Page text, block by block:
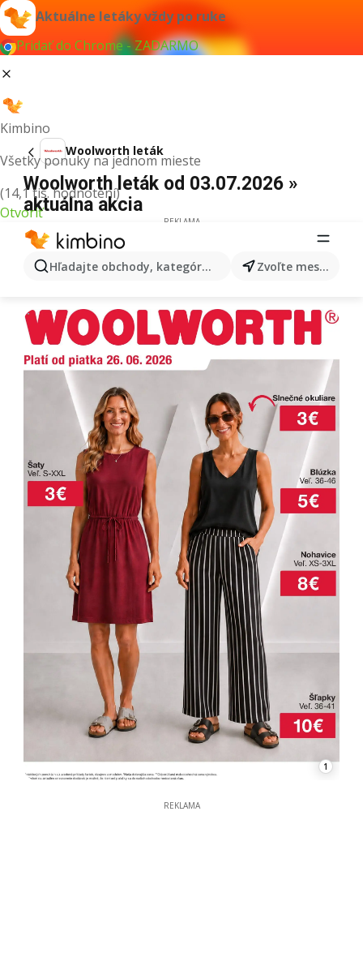
Aktuálne letáky vždy po ruke
Pridať do Chrome - ZADARMO
Kimbino
Všetky ponuky na jednom mieste
(14,1 tis. hodnotení)
Otvoriť
Hľadajte obchody, kategórie, produkty... Zvoľte mesto
Woolworth leták
Woolworth leták od 03.07.2026 »
aktuálna akcia
REKLAMA
1
REKLAMA